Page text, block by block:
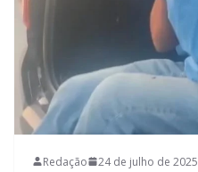
Redação 24 de julho de 2025